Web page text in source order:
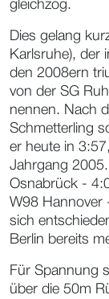
gleichzog.
Dies gelang
Karlsruhe), der
den 2008ern
von der SG
nennen. Nach
Schmetterling
er heute in
Jahrgang
Osnabrück -
W98 Hannover
sich
Berlin bereits
Für Spannung
über die 50m